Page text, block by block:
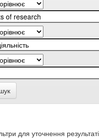
для уточнення